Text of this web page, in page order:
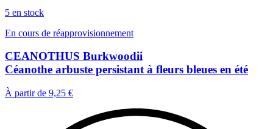
5 en stock
En cours de réapprovisionnement
CEANOTHUS Burkwoodii
Céanothe arbuste persistant à fleurs bleues en été
À partir de 9,25 €